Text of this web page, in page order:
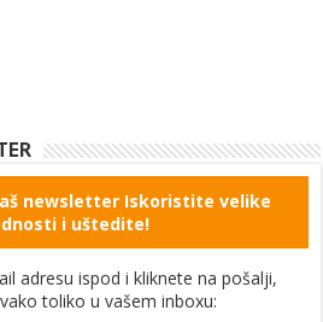
newsletter Iskoristite velike
i uštedite!
adresu ispod i kliknete na pošalji,
toliko u vašem inboxu: